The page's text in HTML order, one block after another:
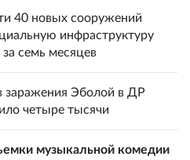
40 новых сооружений
инфраструктуру
семь месяцев
заражения Эболой в ДР
четыре тысячи
музыкальной комедии